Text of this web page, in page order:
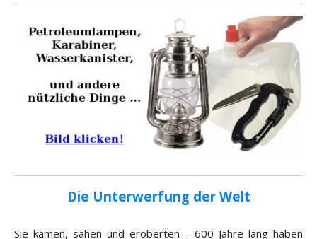
Die Unterwerfung der Welt
Sie kamen, sahen und eroberten – 600 Jahre lang haben